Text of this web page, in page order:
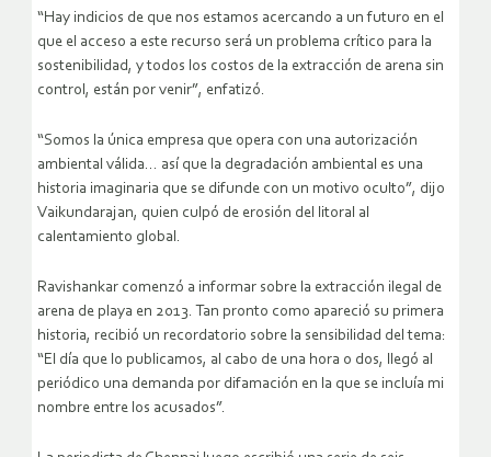
“Hay indicios de que nos estamos acercando a un futuro en el
que el acceso a este recurso será un problema crítico para la
sostenibilidad, y todos los costos de la extracción de arena sin
control, están por venir”, enfatizó.
“Somos la única empresa que opera con una autorización
ambiental válida… así que la degradación ambiental es una
historia imaginaria que se difunde con un motivo oculto”, dijo
Vaikundarajan, quien culpó de erosión del litoral al
calentamiento global.
Ravishankar comenzó a informar sobre la extracción ilegal de
arena de playa en 2013. Tan pronto como apareció su primera
historia, recibió un recordatorio sobre la sensibilidad del tema:
“El día que lo publicamos, al cabo de una hora o dos, llegó al
periódico una demanda por difamación en la que se incluía mi
nombre entre los acusados”.